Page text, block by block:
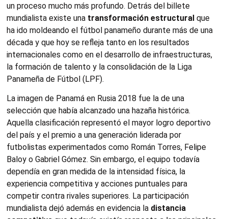
un proceso mucho más profundo. Detrás del billete
mundialista existe una transformación estructural que
ha ido moldeando el fútbol panameño durante más de una
década y que hoy se refleja tanto en los resultados
internacionales como en el desarrollo de infraestructuras,
la formación de talento y la consolidación de la Liga
Panameña de Fútbol (LPF).
La imagen de Panamá en Rusia 2018 fue la de una
selección que había alcanzado una hazaña histórica.
Aquella clasificación representó el mayor logro deportivo
del país y el premio a una generación liderada por
futbolistas experimentados como Román Torres, Felipe
Baloy o Gabriel Gómez. Sin embargo, el equipo todavía
dependía en gran medida de la intensidad física, la
experiencia competitiva y acciones puntuales para
competir contra rivales superiores. La participación
mundialista dejó además en evidencia la distancia